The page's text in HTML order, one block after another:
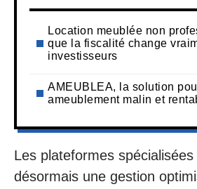
Location meublée non
que la fiscalité change
investisseurs
AMEUBLEA, la solution
ameublement malin et
Les plateformes
désormais une gestion